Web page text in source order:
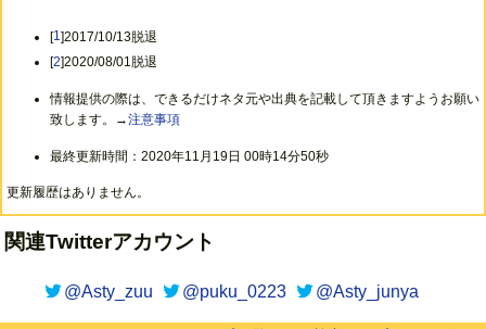
[1]2017/10/13脱退
[2]2020/08/01脱退
情報提供の際は、できるだけネタ元や出典を記載して頂きますようお願い
致します。→注意事項
最終更新時間：2020年11月19日 00時14分50秒
更新履歴はありません。
関連Twitterアカウント
@Asty_zuu @puku_0223 @Asty_junya